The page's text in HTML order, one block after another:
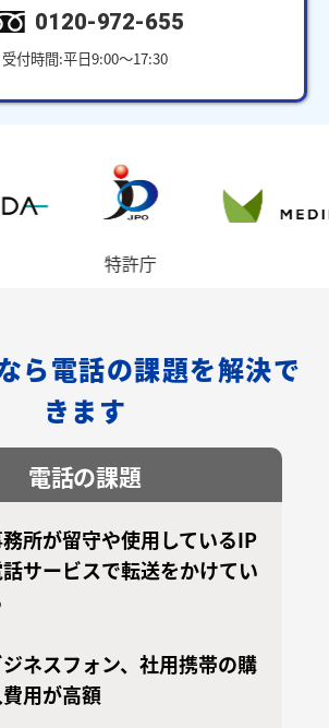
0120-972-655
受付時間:平日9:00～17:30
特許庁
ら電話の課題を解決で
きます
電話の課題
所が留守や使用しているIP
サービスで転送をかけてい
ジネスフォン、社用携帯の購
用が高額